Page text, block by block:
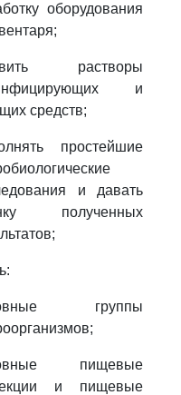
оборудования
растворы
и
средств;
простейшие
и давать
полученных
группы
пищевые
и пищевые